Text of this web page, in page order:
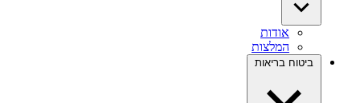
אודות
המלצות
ביטוח בריאות